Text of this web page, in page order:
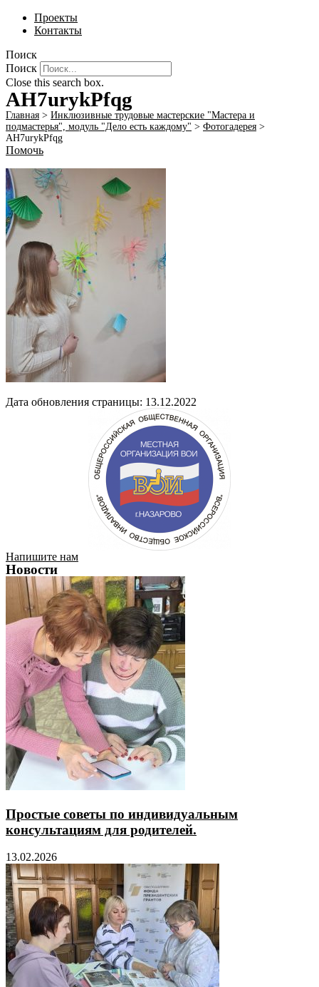
Проекты
Контакты
Поиск
Поиск
Close this search box.
AH7urykPfqg
Главная > Инклюзивные трудовые мастерские "Мастера и
подмастерья", модуль "Дело есть каждому" > Фотогадерея >
AH7urykPfqg
Помочь
Дата обновления страницы: 13.12.2022
Напишите нам
Новости
Простые советы по индивидуальным
консультациям для родителей.
13.02.2026